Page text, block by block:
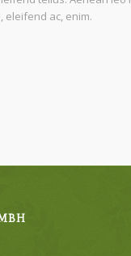
eleifend ac, enim.